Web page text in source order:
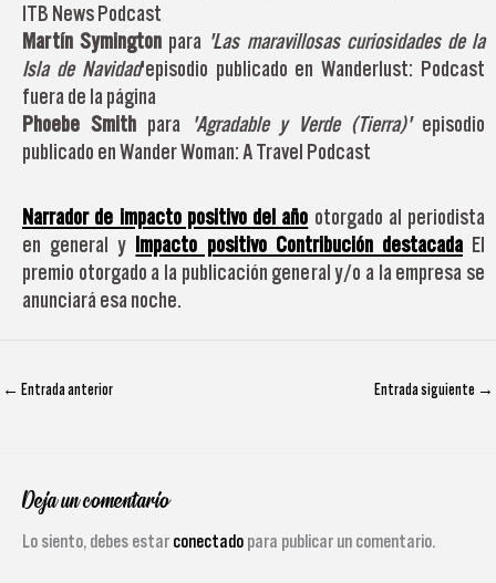
ITB News Podcast
Martín Symington para 'Las maravillosas curiosidades de la
Isla de Navidad'episodio publicado en Wanderlust: Podcast
fuera de la página
Phoebe Smithpara 'Agradable y Verde (Tierra)'episodio
publicado en Wander Woman: A Travel Podcast
Narrador de impacto positivo del año otorgado al periodista
en general y Impacto positivo Contribución destacadaEl
premio otorgado a la publicación general y/o a la empresa se
anunciará esa noche.
← Entrada anterior Entrada siguiente →
Deja un comentario
Lo siento, debes estar conectado para publicar un comentario.